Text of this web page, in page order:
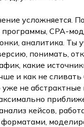
усложняется.
CPA-
аналитика. Ты
понимать,
какие
и как не
уже не
кейсов,